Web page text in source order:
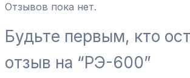
Отзывов пока нет.
Будьте первым, кто
отзыв на “РЭ-600”